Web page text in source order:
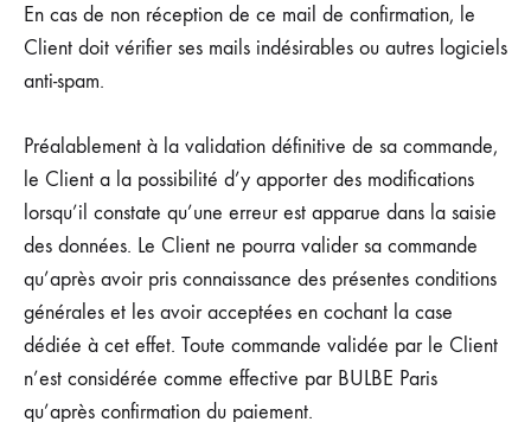
En cas de non réception de ce mail de confirmation, le
Client doit vérifier ses mails indésirables ou autres logiciels
anti-spam.
Préalablement à la validation définitive de sa commande,
le Client a la possibilité d’y apporter des modifications
lorsqu’il constate qu’une erreur est apparue dans la saisie
des données. Le Client ne pourra valider sa commande
qu’après avoir pris connaissance des présentes conditions
générales et les avoir acceptées en cochant la case
dédiée à cet effet. Toute commande validée par le Client
n’est considérée comme effective par BULBE Paris
qu’après confirmation du paiement.